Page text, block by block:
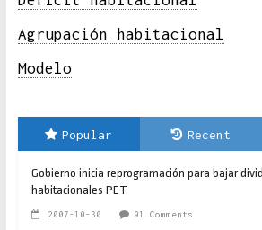
Agrupación habitacional
Modelo
Popular Recent
Gobierno inicia reprogramación para bajar
habitacionales PET
2007-10-30 91 Comments